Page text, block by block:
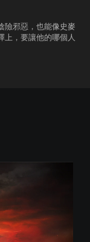
險邪惡，也能像史麥
上，要讓他的哪個人